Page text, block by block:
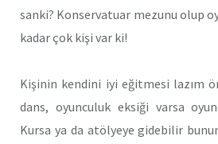
sanki? Konservatuar mezunu olup
kadar çok kişi var ki!
Kişinin kendini iyi eğitmesi lazım
dans, oyunculuk eksiği varsa
Kursa ya da atölyeye gidebilir